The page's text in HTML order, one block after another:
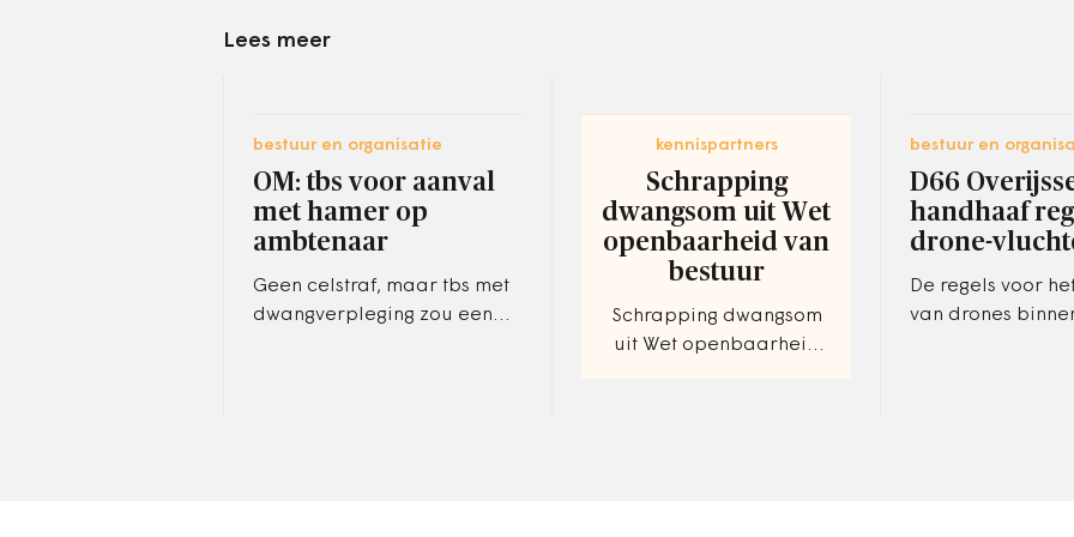
Lees meer
bestuur en organisatie
OM: tbs voor aanval
met hamer op
ambtenaar
Geen celstraf, maar tbs met
dwangverpleging zou een
kennispartners
Schrapping
dwangsom uit Wet
openbaarheid van
bestuur
Schrapping dwangsom
uit Wet openbaarheid
bestuur en
D66
handhaaf
drone-
De regels voor
van drones